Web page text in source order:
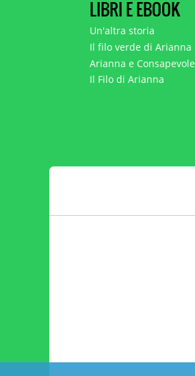
LIBRI E EBOOK
Un'altra storia
Il filo verde di Arianna
Arianna e Consapevole
Il Filo di Arianna